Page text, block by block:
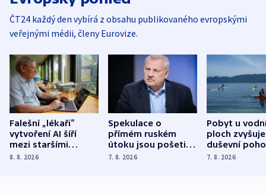
ČT24 každý den vybírá z obsahu publikovaného evropskými
veřejnými médii, členy Eurovize.
Falešní „lékaři“
vytvoření AI šíří
mezi staršími
Poláky nebezpečné
8. 8. 2026
Spekulace o
přímém ruském
útoku jsou pošetilé,
míní estonský
7. 8. 2026
Pobyt u
ploch zvyšuje
duševní
ukázala
7. 8. 2026